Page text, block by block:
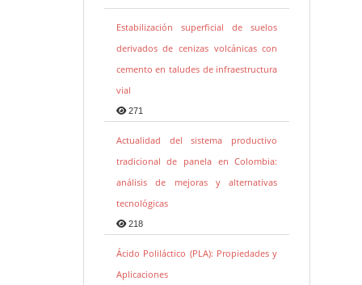
Estabilización superficial de suelos
derivados de cenizas volcánicas con
cemento en taludes de infraestructura
vial
271
Actualidad del sistema productivo
tradicional de panela en Colombia:
análisis de mejoras y alternativas
tecnológicas
218
Ácido Poliláctico (PLA): Propiedades y
Aplicaciones